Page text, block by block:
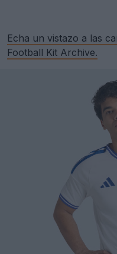
Echa un vistazo a las
Football Kit Archive.